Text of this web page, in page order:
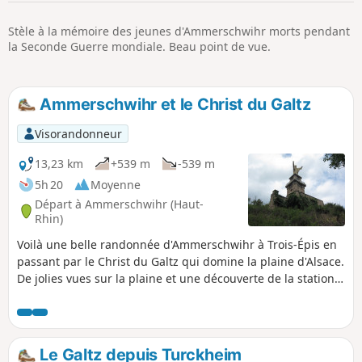
Stèle à la mémoire des jeunes d'Ammerschwihr morts pendant
la Seconde Guerre mondiale. Beau point de vue.
Ammerschwihr et le Christ du Galtz
Visorandonneur
13,23 km
+539 m
-539 m
5h 20
Moyenne
Départ à Ammerschwihr (Haut-
Rhin)
Voilà une belle randonnée d'Ammerschwihr à Trois-Épis en
passant par le Christ du Galtz qui domine la plaine d'Alsace.
De jolies vues sur la plaine et une découverte de la station
en a gardé quelques belles demeures.
Le Galtz depuis Turckheim